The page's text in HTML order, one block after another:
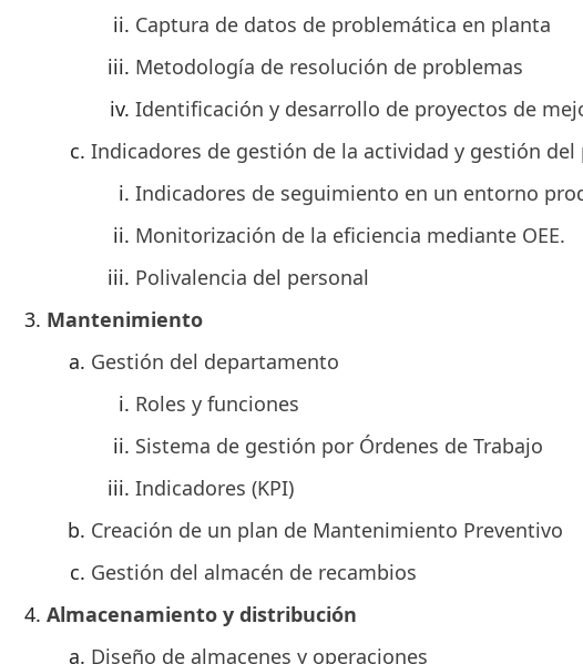
Captura de datos de problemática en planta
Metodología de resolución de problemas
Identificación y desarrollo de proyectos de
Indicadores de gestión de la actividad y gestión del
Indicadores de seguimiento en un entorno
Monitorización de la eficiencia mediante OEE.
Polivalencia del personal
Mantenimiento
Gestión del departamento
Roles y funciones
Sistema de gestión por Órdenes de Trabajo
Indicadores (KPI)
Creación de un plan de Mantenimiento Preventivo
Gestión del almacén de recambios
Almacenamiento y distribución
Diseño de almacenes y operaciones